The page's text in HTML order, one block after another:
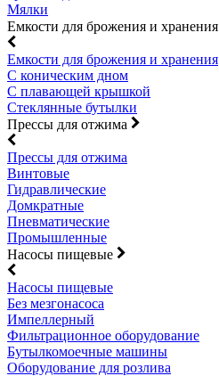
Мялки
Емкости для брожения и хранения
Емкости для брожения и хранения
С коническим дном
С плавающей крышкой
Стеклянные бутылки
Прессы для отжима
Прессы для отжима
Винтовые
Гидравлические
Домкратные
Пневматические
Промышленные
Насосы пищевые
Насосы пищевые
Без мезгонасоса
Импеллерный
Фильтрационное оборудование
Бутылкомоечные машины
Оборудование для розлива